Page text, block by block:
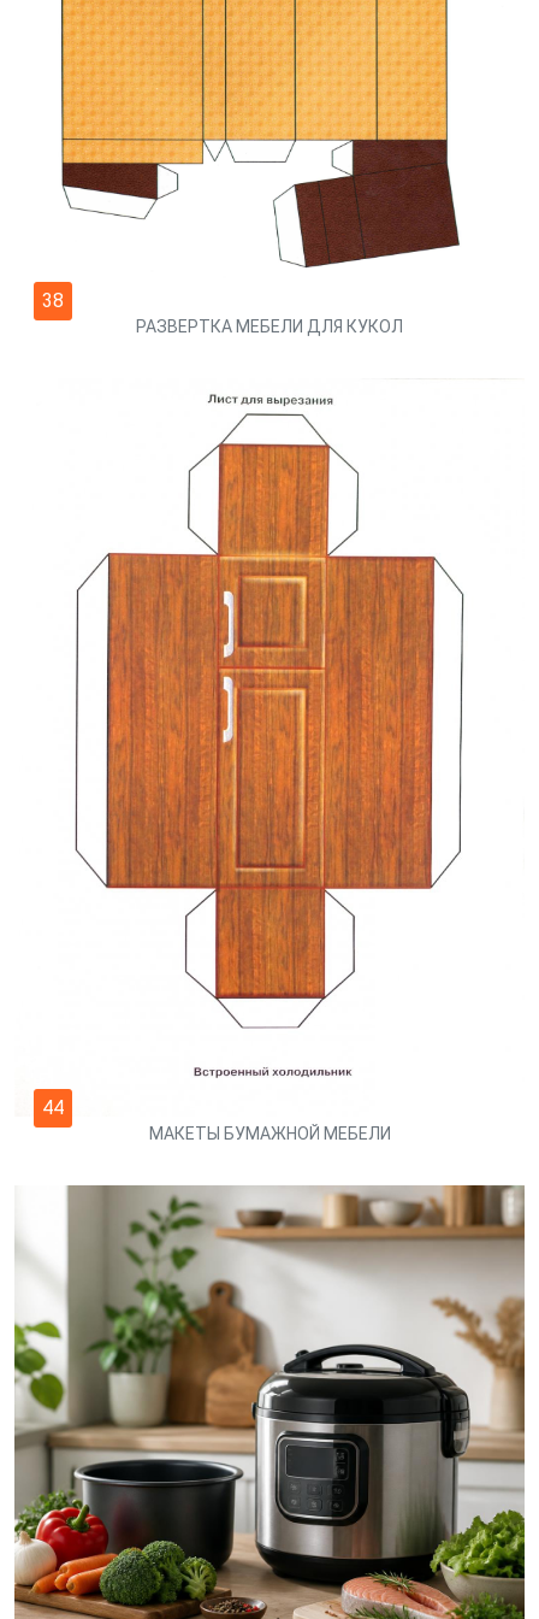
38
РАЗВЕРТКА МЕБЕЛИ ДЛЯ КУКОЛ
44
МАКЕТЫ БУМАЖНОЙ МЕБЕЛИ